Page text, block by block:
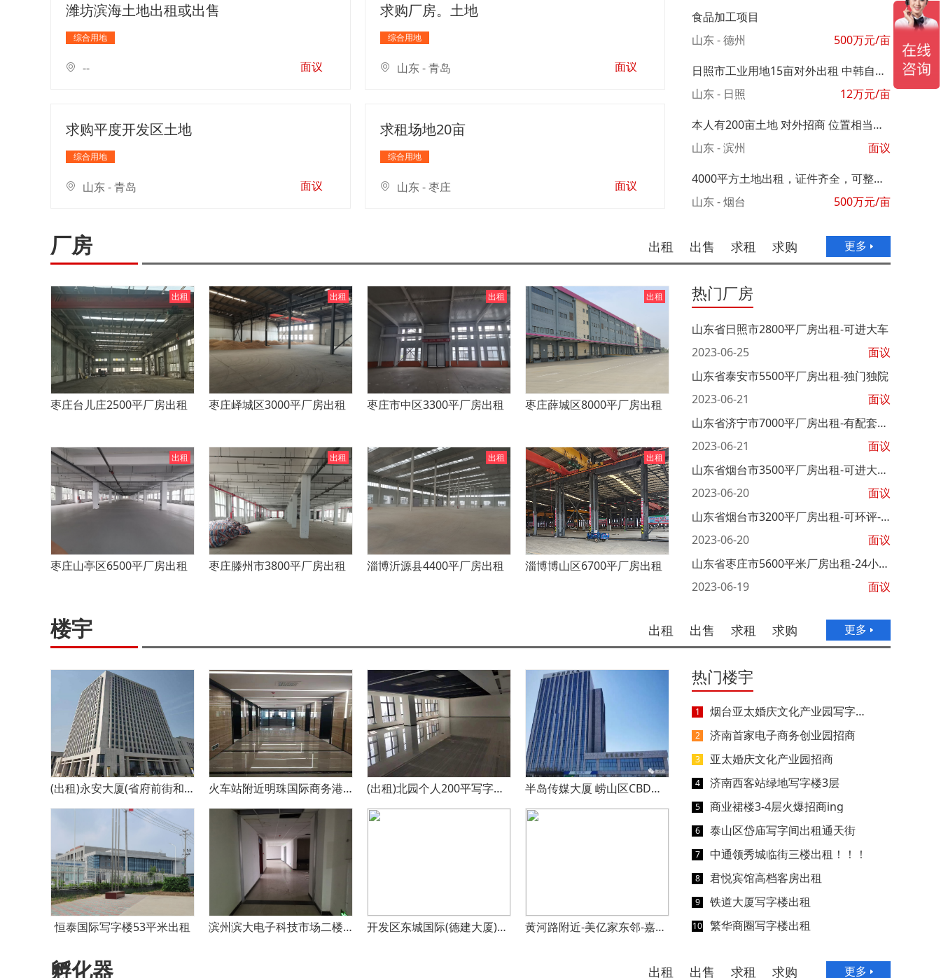
潍坊滨海土地出租或出售
综合用地
-- 面议
求购厂房。土地
综合用地
山东 - 青岛 面议
求购平度开发区土地
综合用地
山东 - 青岛 面议
求租场地20亩
综合用地
山东 - 枣庄 面议
食品加工项目
山东 - 德州
500万元/亩
日照市工业用地15亩对外出租 中韩自贸区 聚力招引
山东 - 日照
12万元/亩
本人有200亩土地 对外招商 位置相当优越
山东 - 滨州
面议
4000平方土地出租，证件齐全，可整租可零租
山东 - 烟台
500万元/亩
厂房 更多
出租 出售 求租 求购
枣庄台儿庄2500平厂房出租
出租
枣庄峄城区3000平厂房出租
出租
枣庄市中区3300平厂房出租
出租
枣庄薛城区8000平厂房出租
出租
枣庄山亭区6500平厂房出租
出租
枣庄滕州市3800平厂房出租
出租
淄博沂源县4400平厂房出租
出租
淄博博山区6700平厂房出租
出租
热门厂房
山东省日照市2800平厂房出租-可进大车
2023-06-25
面议
山东省泰安市5500平厂房出租-独门独院
2023-06-21
面议
山东省济宁市7000平厂房出租-有配套办公室
2023-06-21
面议
山东省烟台市3500平厂房出租-可进大车-设施齐全
2023-06-20
面议
山东省烟台市3200平厂房出租-可环评-独门独院
2023-06-20
面议
山东省枣庄市5600平米厂房出租-24小时安保
2023-06-19
面议
楼宇 更多
出租 出售 求租 求购
(出租)永安大厦(省府前街和泉城路交叉口) 火车站附近明珠国际商务港精装写字间 (出租)北园个人200平写字间出租 院里停车有物业 半岛传媒大厦 崂山区CBD写字楼
恒泰国际写字楼53平米出租 滨州滨大电子科技市场二楼商务间出租 开发区东城国际(德建大厦)高档写字楼出租 黄河路附近-美亿家东邻-嘉润中心写字楼-盛大招商
热门楼宇
1 烟台亚太婚庆文化产业园写字楼低价出租
2 济南首家电子商务创业园招商
3 亚太婚庆文化产业园招商
4 济南西客站绿地写字楼3层
5 商业裙楼3-4层火爆招商ing
6 泰山区岱庙写字间出租通天街
7 中通领秀城临街三楼出租！！！
8 君悦宾馆高档客房出租
9 铁道大厦写字楼出租
10 繁华商圈写字楼出租
孵化器 更多
出租 出售 求租 求购